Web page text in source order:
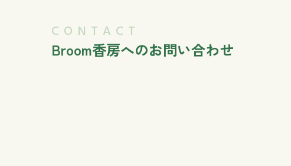
CONTACT
Broom香房へのお問い合わせ